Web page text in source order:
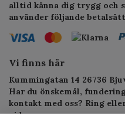
alltid känna dig trygg och
använder följande
Vi finns här
Kummingatan 14 26736
Har du önskemål,
kontakt med oss? Ring
vi kan.